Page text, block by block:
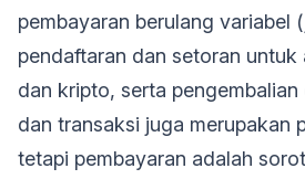
pembayaran berulang variabel
pendaftaran dan setoran untuk
dan kripto, serta
dan transaksi juga merupakan
tetapi pembayaran adalah